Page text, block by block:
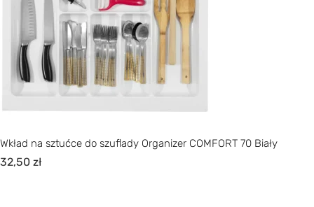
Wkład na sztućce do szuflady Organizer COMFORT 70 Biały
32,50 zł